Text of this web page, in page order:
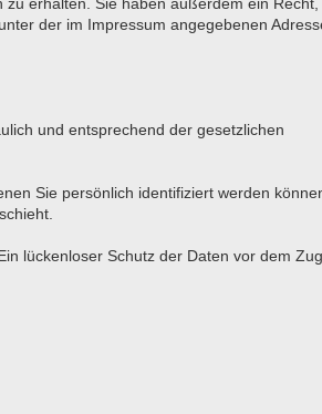
der im Impressum angegebenen
und entsprechend der gesetzlichen
Sie persönlich identifiziert werden
lückenloser Schutz der Daten vor dem